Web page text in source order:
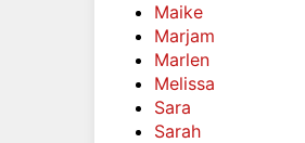
Maike
Marjam
Marlen
Melissa
Sara
Sarah